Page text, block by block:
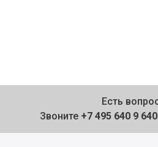
Есть
Звоните +7 495 640 9 640